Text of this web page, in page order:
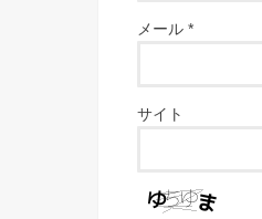
メール *
サイト